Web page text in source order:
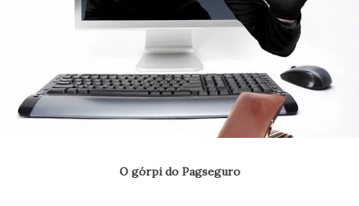
O górpi do Pagseguro